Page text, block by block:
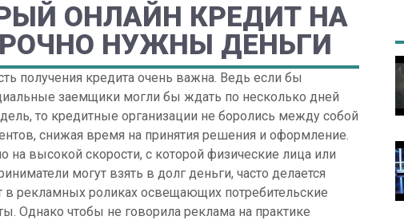
ОНЛАЙН КРЕДИТ НА
НУЖНЫ ДЕНЬГИ
получения кредита очень важна. Ведь если бы
заемщики могли бы ждать по несколько дней
то кредитные организации не боролись между собой
снижая время на принятия решения и оформление.
на высокой скорости, с которой физические лица или
могут взять в долг деньги, часто делается
в рекламных роликах освещающих потребительские
Однако чтобы не говорила реклама на практике